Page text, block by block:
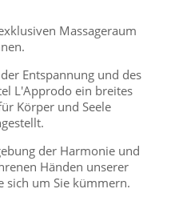
Massageraum
Entspannung und des
L'Approdo ein breites
Körper und Seele
der Harmonie und
Händen unserer
sich um Sie kümmern.